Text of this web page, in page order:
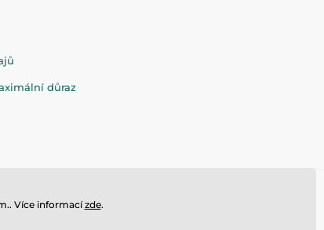
důraz
Více informacízde.